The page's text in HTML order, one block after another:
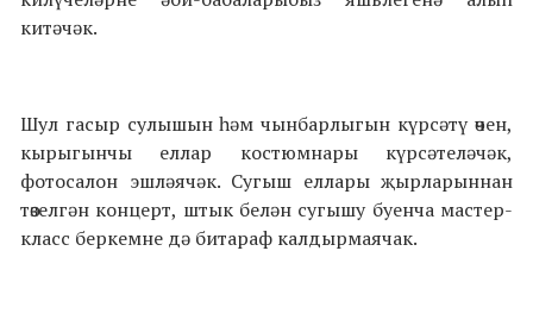
китәчәк.
Шул гасыр сулышын һәм чынбарлыгын күрсәтү өчен,
кырыгынчы еллар костюмнары күрсәтеләчәк,
фотосалон эшләячәк. Сугыш еллары җырларыннан
төзелгән концерт, штык белән сугышу буенча мастер-
класс беркемне дә битараф калдырмаячак.